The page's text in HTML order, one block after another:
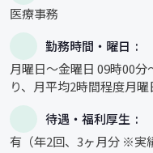
医療事務
勤務時間・曜日
月曜日～金曜日 09時00
り、月平均2時間程度月曜
待遇・福利厚生
有（年2回、3ヶ月分 ※実